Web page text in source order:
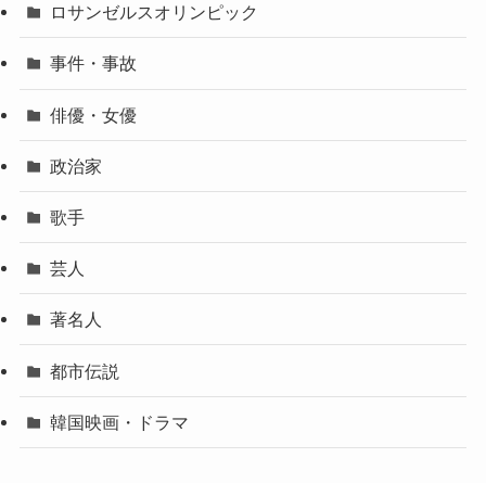
ロサンゼルスオリンピック
事件・事故
俳優・女優
政治家
歌手
芸人
著名人
都市伝説
韓国映画・ドラマ